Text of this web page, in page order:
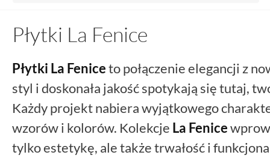
Płytki La Fenice
Płytki La Feniceto połączenie elegancji z
styl i doskonała jakość spotykają się tutaj,
Każdy projekt nabiera wyjątkowego
wzorów i kolorów. Kolekcje La Fenice
tylko estetykę, ale także trwałość i